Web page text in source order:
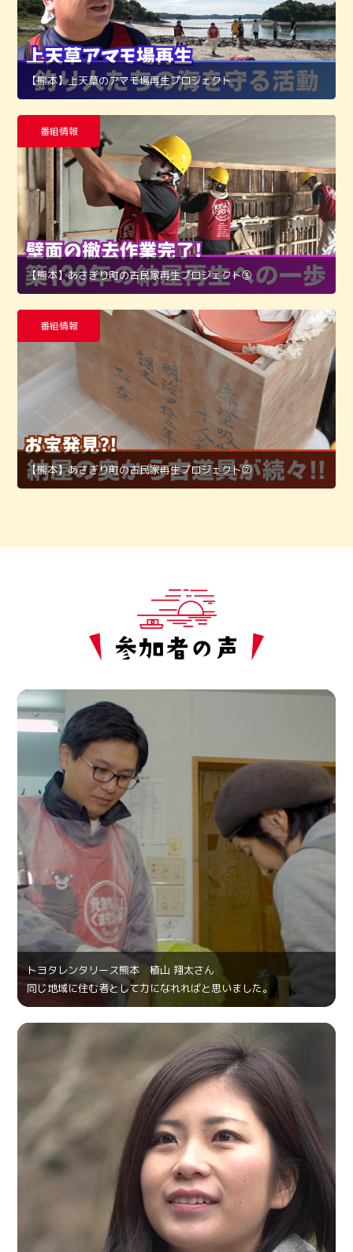
【熊本】上天草のアマモ場再生プロジェクト
番組情報
【熊本】あさぎり町の古民家再生プロジェクト➂
番組情報
【熊本】あさぎり町の古民家再生プロジェクト②
トヨタレンタリース熊本 植山 翔太さん
同じ地域に住む者として力になれればと思いました。